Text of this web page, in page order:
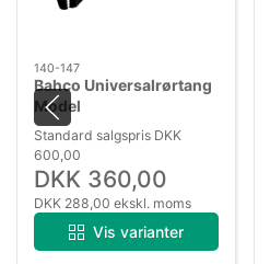
140-147
Bahco Universalrørtang
Model
140,141,142,143,144,147
Standard salgspris DKK
600,00
DKK 360,00
DKK 288,00 ekskl. moms
Vis varianter